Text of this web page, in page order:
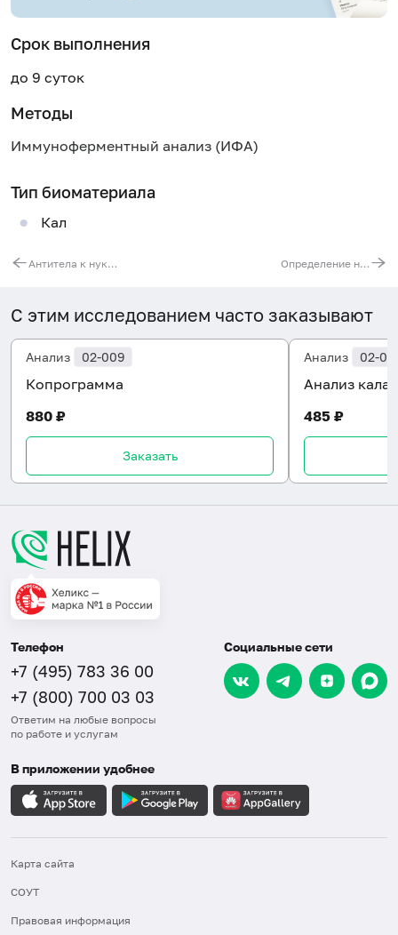
Срок выполнения
до 9 суток
Методы
Иммуноферментный анализ (ИФА)
Тип биоматериала
Кал
Антитела к нуклеосомам, IgG Определение неоптерина в сыворотке крови (диагностика туберкулёза и вирусных инфекций)
С этим исследованием часто заказывают
Анализ 02-009
Копрограмма
880 ₽
Заказать
Анализ 02-
Анализ кала
485 ₽
Телефон
+7 (495) 783 36 00
+7 (800) 700 03 03
Ответим на любые вопросы
по работе и услугам
Социальные сети
В приложении удобнее
Карта сайта
СОУТ
Правовая информация